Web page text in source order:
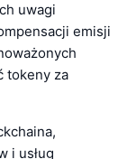
uwagi
emisji
tokeny za
i usług